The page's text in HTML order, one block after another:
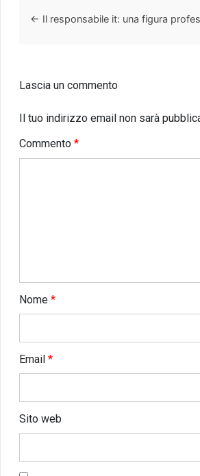
← Il responsabile it: una figura
Lascia un commento
Il tuo indirizzo email non sarà
Commento *
Nome *
Email *
Sito web